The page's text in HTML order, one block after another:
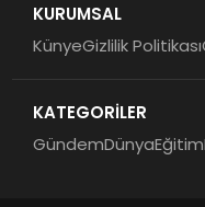
KURUMSAL
KünyeGizlilik Politikası
KATEGORİLER
GündemDünyaEğitim